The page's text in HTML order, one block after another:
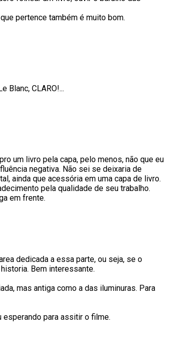
pertence também é muito bom.
Blanc, CLARO!...
um livro pela capa, pelo menos, não que eu
negativa. Não sei se deixaria de
ainda que acessória em uma capa de livro.
pela qualidade de seu trabalho.
em frente.
dedicada a essa parte, ou seja, se o
Bem interessante.
mas antiga como a das iluminuras. Para
esperando para assitir o filme.